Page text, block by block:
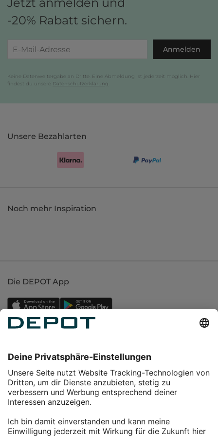
-20% Rabatt sichern.
Anmelden
Keine Datenweitergabe an Dritte. Eine Abmeldung ist jederzeit möglich. Hier
findest du unsere Datenschutzerklärung
Unsere Bezahlarten
Noch mehr Inspiration
Die DEPOT App
Service
Über DEPOT
Kontakt